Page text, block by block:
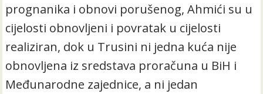
prognanika i obnovi porušenog, Ahmići su u
cijelosti obnovljeni i povratak u cijelosti
realiziran, dok u Trusini ni jedna kuća nije
obnovljena iz sredstava proračuna u BiH i
Međunarodne zajednice, a ni jedan